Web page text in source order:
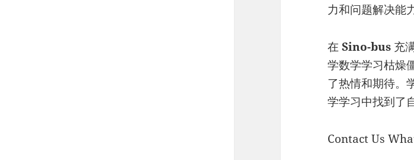
力和问题解决能
在Sino-bus 充
学数学学习枯燥
了热情和期待。
学学习中找到了
Contact Us